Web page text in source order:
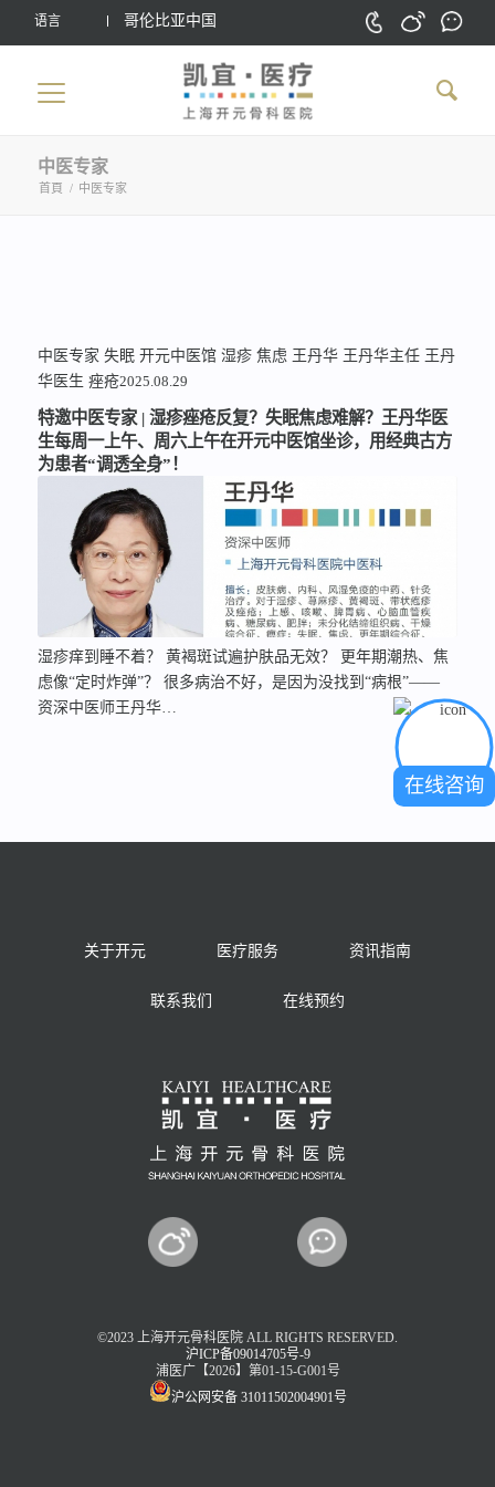
语言 哥伦比亚中国
中医专家
首頁 / 中医专家
中医专家 失眠 开元中医馆 湿疹 焦虑 王丹华 王丹华主任 王丹
华医生 痤疮2025.08.29
特邀中医专家 | 湿疹痤疮反复？失眠焦虑难解？王丹华医
生每周一上午、周六上午在开元中医馆坐诊，用经典古方
为患者“调透全身”！
湿疹痒到睡不着？ 黄褐斑试遍护肤品无效？ 更年期潮热、焦
虑像“定时炸弹”？ 很多病治不好，是因为没找到“病根”——
资深中医师王丹华…
关于开元 医疗服务 资讯指南
联系我们 在线预约
©2023 上海开元骨科医院 ALL RIGHTS RESERVED.
沪ICP备09014705号-9
浦医广【2026】第01-15-G001号
沪公网安备 31011502004901号
在线咨询